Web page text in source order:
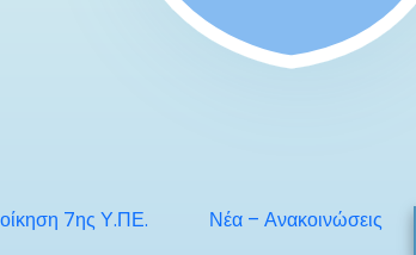
7ης Υ.ΠΕ.
Νέα – Ανακοινώσεις